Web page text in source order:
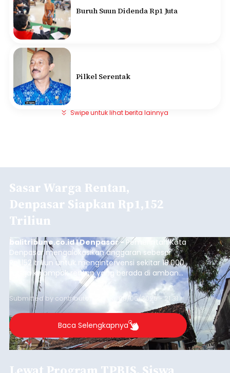
Buruh Suun Didenda Rp1 Juta
Pilkel Serentak
Swipe untuk lihat berita lainnya
Sasar Warga Rentan,
Denpasar Siapkan Rp1,152
Triliun
balitribune.co.id I Denpasar - Pemerintah Kota
Denpasar mengalokasikan anggaran sebesar
Rp1,152 triliun untuk mengintervensi sekitar 18.000
warga kelompok rentan yang berada di ambang
garis kemiskinan. Langkah strategis ini diambil
guna menjaga masyarakat yang berada pada
kelompok desil 5 dan 6 tersebut agar tidak
merosot ke kategori miskin.
Submitted by contributor Thu, 08/06/2026 - 21:31
Baca Selengkapnya